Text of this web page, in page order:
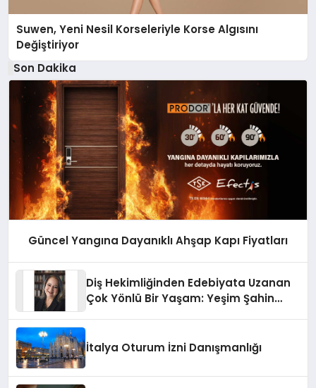
Suwen, Yeni Nesil Korseleriyle Korse Algısını
Değiştiriyor
Son Dakika
Güncel Yangına Dayanıklı Ahşap Kapı Fiyatları
Diş Hekimliğinden Edebiyata Uzanan
Çok Yönlü Bir Yaşam: Yeşim Şahin
İtalya Oturum İzni Danışmanlığı